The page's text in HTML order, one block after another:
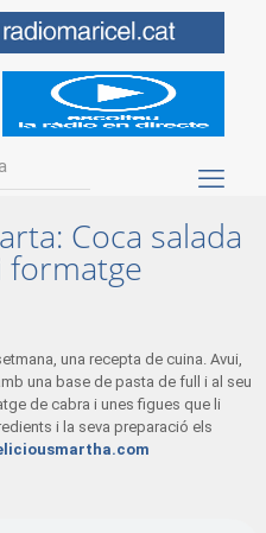
Coca salada
formatge
una recepta de cuina. Avui,
una base de pasta de full i al seu
de cabra i unes figues que li
i la seva preparació els